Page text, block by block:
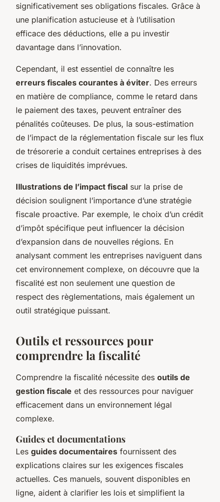
significativement ses obligations fiscales. Grâce à
une planification astucieuse et à l’utilisation
efficace des déductions, elle a pu investir
davantage dans l’innovation.
Cependant, il est essentiel de connaître les
erreurs fiscales courantes à éviter. Des erreurs
en matière de compliance, comme le retard dans
le paiement des taxes, peuvent entraîner des
pénalités coûteuses. De plus, la sous-estimation
de l’impact de la réglementation fiscale sur les flux
de trésorerie a conduit certaines entreprises à des
crises de liquidités imprévues.
Illustrations de l’impact fiscal sur la prise de
décision soulignent l’importance d’une stratégie
fiscale proactive. Par exemple, le choix d’un crédit
d’impôt spécifique peut influencer la décision
d’expansion dans de nouvelles régions. En
analysant comment les entreprises naviguent dans
cet environnement complexe, on découvre que la
fiscalité est non seulement une question de
respect des règlementations, mais également un
outil stratégique puissant.
Outils et ressources pour
comprendre la fiscalité
Comprendre la fiscalité nécessite des outils de
gestion fiscale et des ressources pour naviguer
efficacement dans un environnement légal
complexe.
Guides et documentations
Les guides documentaires fournissent des
explications claires sur les exigences fiscales
actuelles. Ces manuels, souvent disponibles en
ligne, aident à clarifier les lois et simplifient la